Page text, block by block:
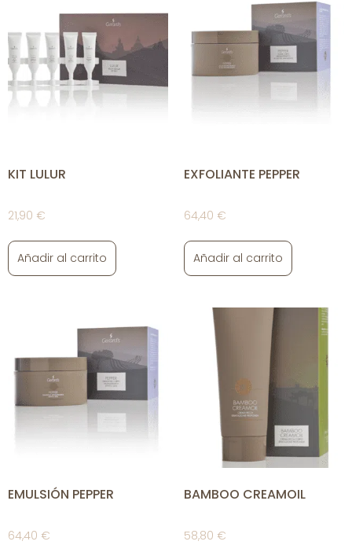
KIT LULUR
21,90 €
Añadir al carrito
EXFOLIANTE PEPPER
64,40 €
Añadir al carrito
EMULSIÓN PEPPER
64,40 €
BAMBOO CREAMOIL
58,80 €